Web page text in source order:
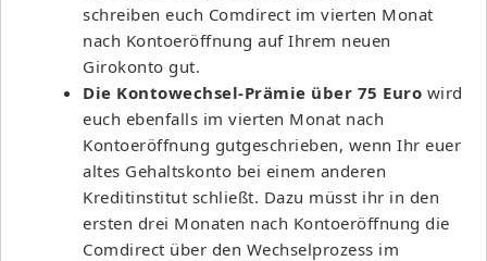
schreiben euch Comdirect im vierten Monat
nach Kontoeröffnung auf Ihrem neuen
Girokonto gut.
Die Kontowechsel-Prämie über 75 Euro wird
euch ebenfalls im vierten Monat nach
Kontoeröffnung gutgeschrieben, wenn Ihr euer
altes Gehaltskonto bei einem anderen
Kreditinstitut schließt. Dazu müsst ihr in den
ersten drei Monaten nach Kontoeröffnung die
Comdirect über den Wechselprozess im